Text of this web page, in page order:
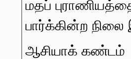
மதப்
பார்க்கின்ற நிலை
ஆசியாக் கண்டம்